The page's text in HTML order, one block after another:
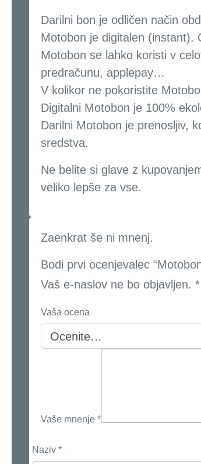
Darilni bon je odličen način
Motobon je digitalen (instant).
Motobon se lahko koristi v
predračunu, applepay…
V kolikor ne pokoristite
Digitalni Motobon je 100%
Darilni Motobon je prenosljiv,
sredstva.
Ne belite si glave z
veliko lepše za vse.
Zaenkrat še ni mnenj.
Bodi prvi ocenjevalec
Vaš e-naslov ne bo objavljen. *
Vaša ocena
Vaše mnenje *
Naziv *